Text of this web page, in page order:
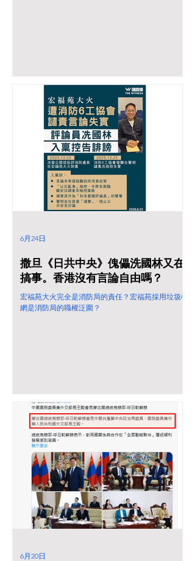
撒旦《日共中央》傀儡洗國林又在
搞事。香港沒有言論自由嗎？
宏福苑大火完全是消防局的責任？宏福苑採用垃圾棚
網是消防局的職權泛圍？
6月24日
6月20日